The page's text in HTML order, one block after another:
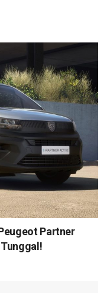
Partner